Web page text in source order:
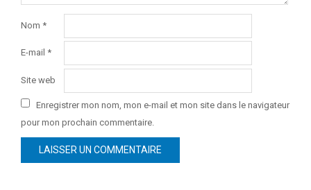
Nom *
E-mail *
Site web
Enregistrer mon nom, mon e-mail et mon site dans le navigateur
pour mon prochain commentaire.